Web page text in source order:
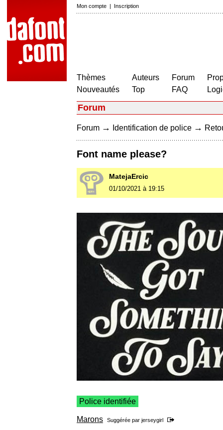
Mon compte | Inscription
Thèmes
Nouveautés
Auteurs
Top
Forum
FAQ
Forum
Forum → Identification de police →
Font name please?
MatejaErcic
01/10/2021 à 19:15
Police identifiée
Marons Suggérée par jerseygirl